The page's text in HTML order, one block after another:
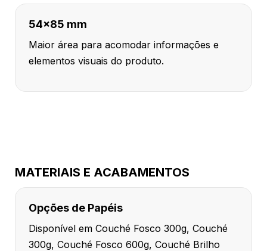
54x85 mm
Maior área para acomodar informações e
elementos visuais do produto.
MATERIAIS E ACABAMENTOS
Opções de Papéis
Disponível em Couché Fosco 300g, Couché
300g, Couché Fosco 600g, Couché Brilho